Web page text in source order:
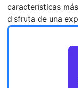
características
disfruta de una